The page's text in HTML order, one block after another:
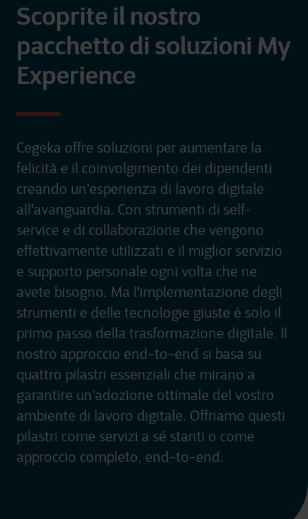
Scoprite il nostro
pacchetto di soluzioni My
Experience
Cegeka offre soluzioni per aumentare la
felicità e il coinvolgimento dei dipendenti
creando un'esperienza di lavoro digitale
all'avanguardia. Con strumenti di self-
service e di collaborazione che vengono
effettivamente utilizzati e il miglior servizio
e supporto personale ogni volta che ne
avete bisogno. Ma l'implementazione degli
strumenti e delle tecnologie giuste è solo il
primo passo della trasformazione digitale. Il
nostro approccio end-to-end si basa su
quattro pilastri essenziali che mirano a
garantire un'adozione ottimale del vostro
ambiente di lavoro digitale. Offriamo questi
pilastri come servizi a sé stanti o come
approccio completo, end-to-end.